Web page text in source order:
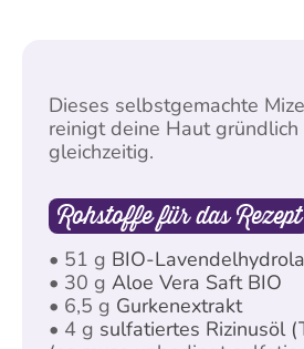
Dieses selbstgemachte
reinigt deine Haut
gleichzeitig.
Rohstoffe für das Rezept
• 51 g BIO-
• 30 g Aloe Vera Saft BIO
• 6,5 g Gurkenextrakt
• 4 g sulfatiertes Rizinusöl